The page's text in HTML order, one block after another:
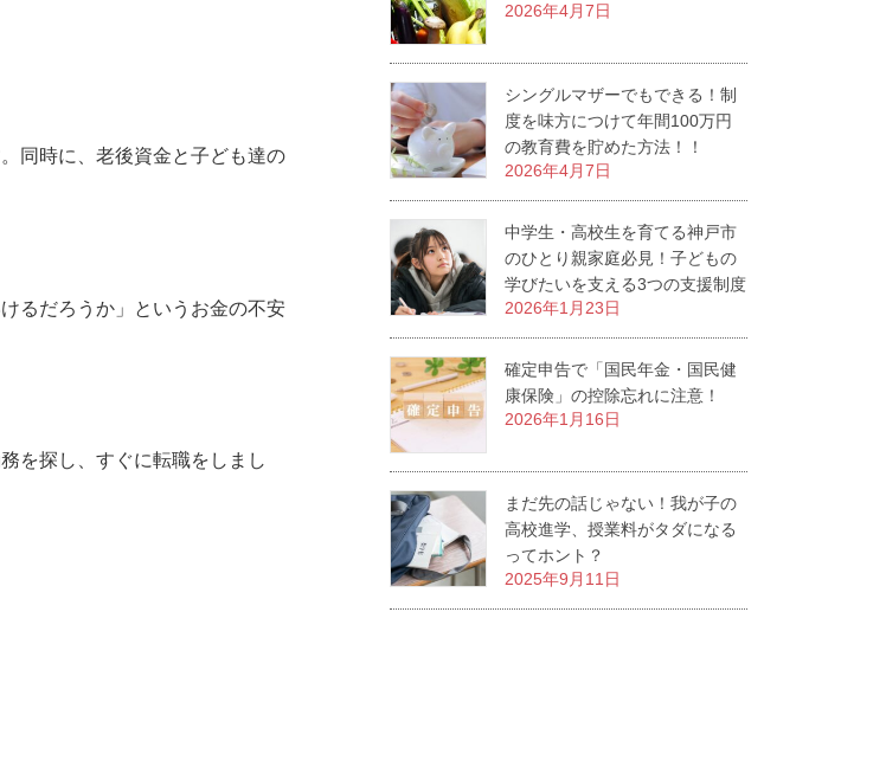
同時に、老後資金と子ども達の
るだろうか」というお金の不安
を探し、すぐに転職をしまし
2026年4月7日
シングルマザーでもできる！制
度を味方につけて年間100万円
の教育費を貯めた方法！！
2026年4月7日
中学生・高校生を育てる神戸市
のひとり親家庭必見！子どもの
学びたいを支える3つの支援制度
2026年1月23日
確定申告で「国民年金・国民健
康保険」の控除忘れに注意！
2026年1月16日
まだ先の話じゃない！我が子の
高校進学、授業料がタダになる
ってホント？
2025年9月11日